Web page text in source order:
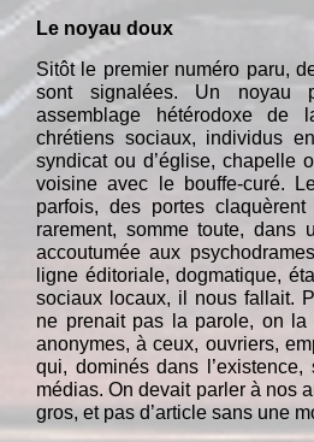
Le noyau doux
Sitôt le premier numéro paru,
sont signalées. Un noyau
assemblage hétérodoxe de
chrétiens sociaux, individus
syndicat ou d’église, chapelle
voisine avec le bouffe-curé.
parfois, des portes
rarement, somme toute, dans
accoutumée aux
ligne éditoriale, dogmatique,
sociaux locaux, il nous fallait.
ne prenait pas la parole, on la
anonymes, à ceux, ouvriers,
qui, dominés dans
médias. On devait parler à nos
gros, et pas d’article sans une